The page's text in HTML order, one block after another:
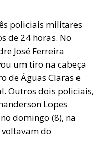
policiais militares
de 24 horas. No
José Ferreira
um tiro na cabeça
de Águas Claras e
Outros dois policiais,
Lopes
domingo (8), na
do